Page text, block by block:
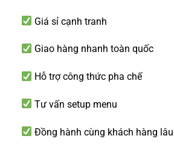
Giá sỉ cạnh tranh
Giao hàng nhanh toàn quốc
Hỗ trợ công thức pha chế
Tư vấn setup menu
Đồng hành cùng khách hàng